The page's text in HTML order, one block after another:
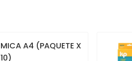
MICA A4 (PAQUETE X
10)